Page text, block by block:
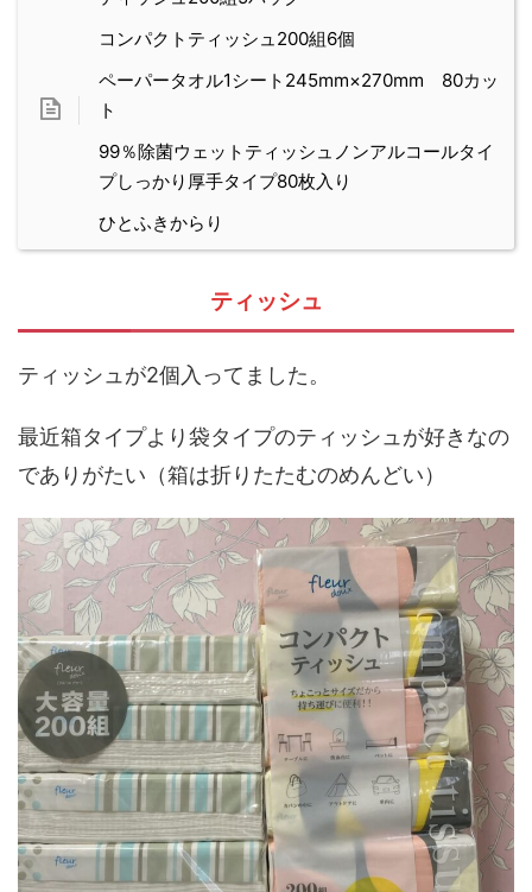
コンパクトティッシュ200組6個
ペーパータオル1シート245mm×270mm 80カッ
ト
99％除菌ウェットティッシュノンアルコールタイ
プしっかり厚手タイプ80枚入り
ひとふきからり
ティッシュ
ティッシュが2個入ってました。
最近箱タイプより袋タイプのティッシュが好きなの
でありがたい（箱は折りたたむのめんどい）